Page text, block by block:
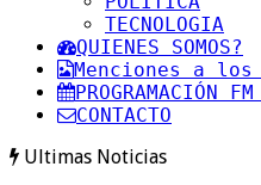
TECNOLOGIA
QUIENES SOMOS?
Menciones a
PROGRAMACIÓN
CONTACTO
Ultimas Noticias